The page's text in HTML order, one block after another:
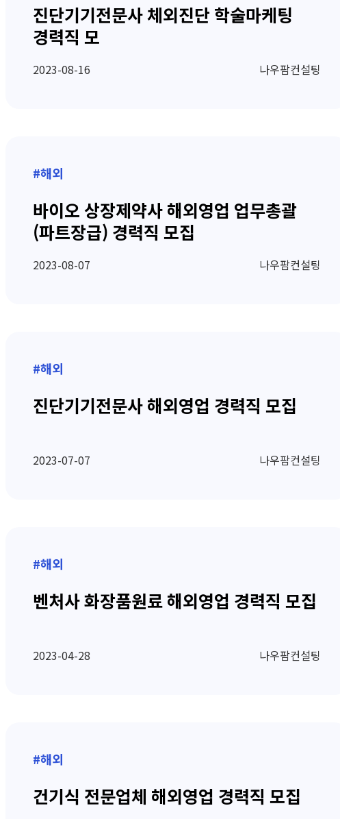
진단기기전문사 체외진단 학술마케팅
경력직 모
2023-08-16 나우팜컨설팅
#해외
바이오 상장제약사 해외영업 업무총괄
(파트장급) 경력직 모집
2023-08-07 나우팜컨설팅
#해외
진단기기전문사 해외영업 경력직 모집
2023-07-07 나우팜컨설팅
#해외
벤처사 화장품원료 해외영업 경력직 모집
2023-04-28 나우팜컨설팅
#해외
건기식 전문업체 해외영업 경력직 모집